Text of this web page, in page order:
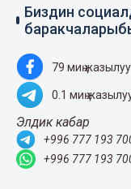
Биздин
79 миң
0.1 миң
Элдик кабар
+996 777 193
+996 777 193